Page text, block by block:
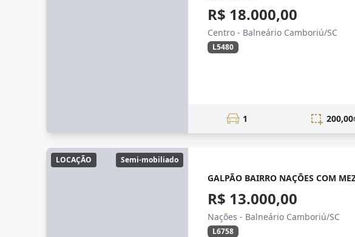
R$ 18.000,00
Centro - Balneário Camboriú/SC
L5480
1 200,00
LOCAÇÃO Semi-mobiliado
GALPÃO BAIRRO NAÇÕES COM
R$ 13.000,00
Nações - Balneário Camboriú/SC
L6758